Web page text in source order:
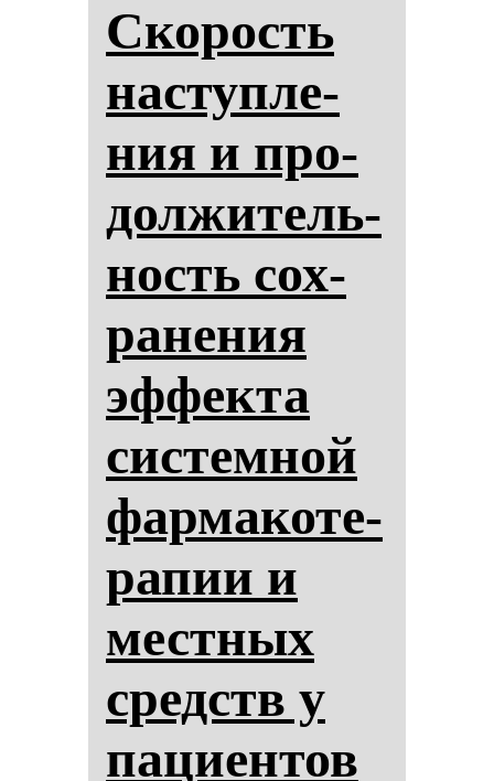
Ско­рость
нас­туп­ле­
ния и про­
дол­жи­тель­
ность сох­
ра­не­ния
эф­фек­та
сис­тем­ной
фар­ма­ко­те­
ра­пии и
мес­тных
средств у
па­ци­ен­тов